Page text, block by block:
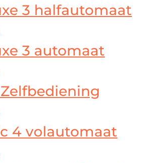
3 halfautomaat
3 automaat
4 volautomaat